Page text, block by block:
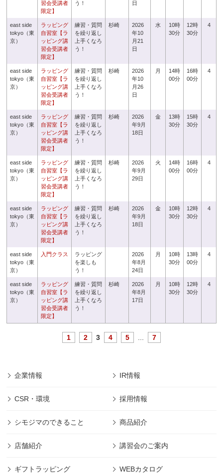
習会受講者
限定】
う！
日
east side
tokyo（東
京）
ラッピング
自習室【ラ
ッピング講
習会受講者
限定】
練習・質問
を繰り返し
上手くなろ
う！
杉崎
2026
年10
月21
日
水
10時
30分
12時
30分
4
east side
tokyo（東
京）
ラッピング
自習室【ラ
ッピング講
習会受講者
限定】
練習・質問
を繰り返し
上手くなろ
う！
杉崎
2026
年10
月26
日
月
14時
00分
16時
00分
4
east side
tokyo（東
京）
ラッピング
自習室【ラ
ッピング講
習会受講者
限定】
練習・質問
を繰り返し
上手くなろ
う！
杉崎
2026
年9月
18日
金
13時
30分
15時
30分
4
east side
tokyo（東
京）
ラッピング
自習室【ラ
ッピング講
習会受講者
限定】
練習・質問
を繰り返し
上手くなろ
う！
杉崎
2026
年9月
29日
火
14時
00分
16時
00分
4
east side
tokyo（東
京）
ラッピング
自習室【ラ
ッピング講
習会受講者
限定】
練習・質問
を繰り返し
上手くなろ
う！
杉崎
2026
年9月
18日
金
10時
30分
12時
30分
4
east side
tokyo（東
京）
入門クラス
ラッピング
を楽しも
う！
2026
年8月
24日
月
10時
30分
13時
00分
4
east side
tokyo（東
京）
ラッピング
自習室【ラ
ッピング講
習会受講者
限定】
練習・質問
を繰り返し
上手くなろ
う！
杉崎
2026
年8月
17日
月
10時
30分
12時
30分
4
1 2 3 4 5 7
企業情報 IR情報
CSR・環境 採用情報
シモジマのできること 商品紹介
店舗紹介 講習会のご案内
ギフトラッピング WEBカタログ